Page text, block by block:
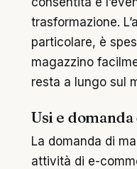
trasformazione.
particolare, è
magazzino
resta a lungo sul
Usi e
La domanda di
attività di e-